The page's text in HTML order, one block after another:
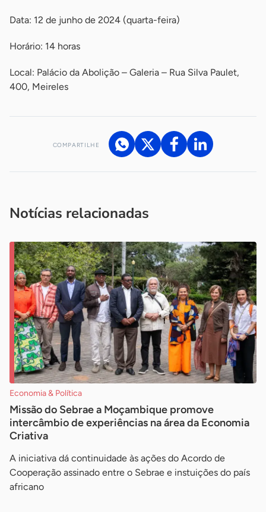
Data: 12 de junho de 2024 (quarta-feira)
Horário: 14 horas
Local: Palácio da Abolição – Galeria – Rua Silva Paulet,
400, Meireles
COMPARTILHE
Notícias relacionadas
Economia & Política
Missão do Sebrae a Moçambique promove
intercâmbio de experiências na área da Economia
Criativa
A iniciativa dá continuidade às ações do Acordo de
Cooperação assinado entre o Sebrae e instuições do país
africano